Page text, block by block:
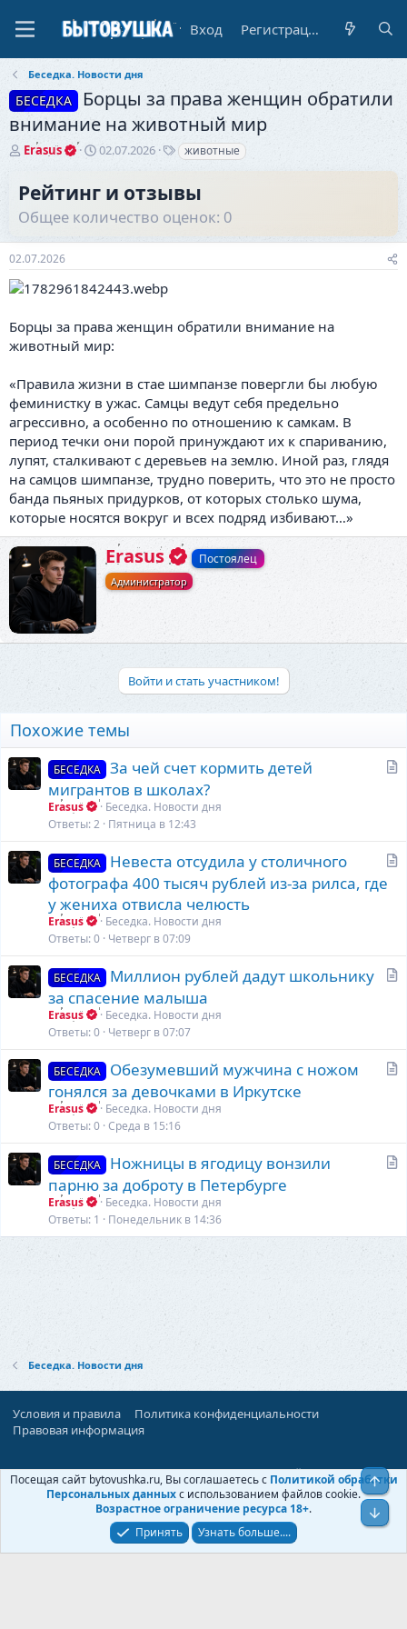
Вход Регистрация
Беседка. Новости дня
БЕСЕДКА
Борцы за права женщин обратили
внимание на животный мир
А
о
р
е
м
ы
Erasus
Д
н
ч
а
02.07.2026
Т
и
животные
Рейтинг и отзывы
Общее количество оценок: 0
02.07.2026
Борцы за права женщин обратили внимание на
животный мир:
«Правила жизни в стае шимпанзе повергли бы любую
феминистку в ужас. Самцы ведут себя предельно
агрессивно, а особенно по отношению к самкам. В
период течки они порой принуждают их к спариванию,
лупят, сталкивают с деревьев на землю. Иной раз, глядя
на самцов шимпанзе, трудно поверить, что это не просто
банда пьяных придурков, от которых столько шума,
которые носятся вокруг и всех подряд избивают…»
А
в
т
Erasus Постоялец
Администратор
Войти и стать участником!
Похожие темы
БЕСЕДКА
За чей счет кормить детей
мигрантов в школах?
Erasus
Беседка. Новости дня
Ответы 2 Пятница в 12:43
БЕСЕДКА
Невеста отсудила у столичного
фотографа 400 тысяч рублей из‑за рилса, где
у жениха отвисла челюсть
Erasus
Беседка. Новости дня
Ответы 0 Четверг в 07:09
БЕСЕДКА
Миллион рублей дадут школьнику
за спасение малыша
Erasus
Беседка. Новости дня
Ответы 0 Четверг в 07:07
БЕСЕДКА
Обезумевший мужчина с ножом
гонялся за девочками в Иркутске
Erasus
Беседка. Новости дня
Ответы 0 Среда в 15:16
ь
БЕСЕДКА
Ножницы в ягодицу вонзили
парню за доброту в Петербурге
Erasus
Беседка. Новости дня
Ответы 1 Понедельник в 14:36
Беседка. Новости дня
Условия и правила
Политика конфиденциальности
Правовая информация
При поддержке:«Территория Дискуссий»
© Бытовушка, 2025-2026
Посещая сайт bytovushka.ru, Вы соглашаетесь с Политикой обработки
Персональных данныхс использованием файлов cookie.
Возрастное ограничение ресурса 18+.
Принять
Узнать больше....
Верх